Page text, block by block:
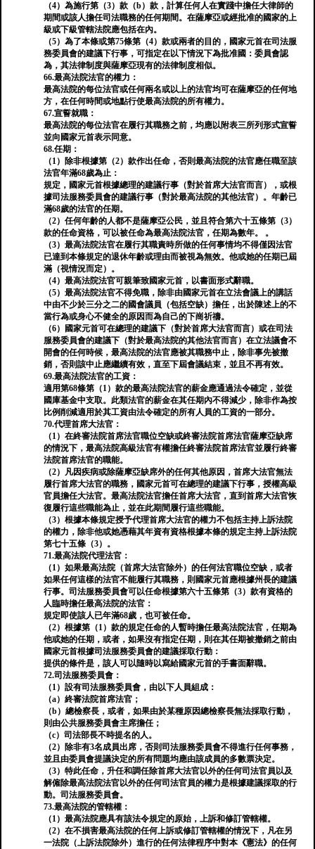
（4）為施行第（3）款（b）款，計算任何人在實踐中擔任大律師的
期間或該人擔任司法職務的任何期間。在薩摩亞或經批准的國家的上
級或下級管轄法院應包括在內。
（5）為了本條或第75條第（4）款或兩者的目的，國家元首在司法服
務委員會的建議下行事，可指定在以下情況下為批准國：委員會認
為，其法律制度與薩摩亞現有的法律制度相似。
66.最高法院法官的權力：
最高法院的每位法官或任何兩名或以上的法官均可在薩摩亞的任何地
方，在任何時間或地點行使最高法院的所有權力。
67.宣誓就職：
最高法院的每位法官在履行其職務之前，均應以附表三所列形式宣誓
並向國家元首表示同意。
68.任期：
（1）除非根據第（2）款作出任命，否則最高法院的法官應任職至該
法官年滿68歲為止：
規定，國家元首根據總理的建議行事（對於首席大法官而言），或根
據司法服務委員會的建議行事（對於最高法院的其他法官）。年齡已
滿68歲的法官的任期。
（2）任何年齡的人都不是薩摩亞公民，並且符合第六十五條第（3）
款的任命資格，可以被任命為最高法院法官，任期為數年。 。
（3）最高法院法官在履行其職責時所做的任何事情均不得僅因法官
已達到本條規定的退休年齡或理由而被視為無效。他或她的任期已屆
滿（視情況而定）。
（4）最高法院法官可親筆致國家元首，以書面形式辭職。
（5）最高法院法官不得免職，除非由國家元首在立法會議上的講話
中由不少於三分之二的國會議員（包括空缺）擔任，出於陳述上的不
當行為或身心不健全的原因而為自己的下崗祈禱。
（6）國家元首可在總理的建議下（對於首席大法官而言）或在司法
服務委員會的建議下（對於最高法院的其他法官而言）在立法議會不
開會的任何時候，最高法院的法官應被其職務中止，除非事先被撤
銷，否則該中止應繼續有效，直至下屆會議結束，並且不再有效。
69.最高法院法官的工資：
適用第68條第（1）款的最高法院法官的薪金應通過法令確定，並從
國庫基金中支取。此類法官的薪金在其任期內不得減少，除非作為按
比例削減適用於其工資由法令確定的所有人員的工資的一部分。
70.代理首席大法官：
（1）在終審法院首席法官職位空缺或終審法院首席法官薩摩亞缺席
的情況下，最高法院高級法官有權擔任終審法院首席法官並履行終審
法院首席法官的職能。
（2）凡因疾病或除薩摩亞缺席外的任何其他原因，首席大法官無法
履行首席大法官的職務，國家元首可在總理的建議下行事，授權高級
官員擔任大法官。最高法院法官擔任首席大法官，直到首席大法官恢
復履行這些職能為止，並在此期間履行這些職能。
（3）根據本條規定授予代理首席大法官的權力不包括主持上訴法院
的權力，除非他或她憑藉其年資有資格根據本條的規定主持上訴法院
第七十五條（3）。
71.最高法院代理法官：
（1）如果最高法院（首席大法官除外）的任何法官職位空缺，或者
如果任何這樣的法官不能履行其職務，則國家元首應根據州長的建議
行事。司法服務委員會可以任命根據第六十五條第（3）款有資格的
人臨時擔任最高法院的法官：
規定即使該人已年滿68歲，也可被任命。
（2）根據第（1）款的規定任命的人暫時擔任最高法院法官，任期為
他或她的任期，或者，如果沒有指定任期，則在其任期被撤銷之前由
國家元首根據司法服務委員會的建議採取行動：
提供的條件是，該人可以隨時以寫給國家元首的手書面辭職。
72.司法服務委員會：
（1）設有司法服務委員會，由以下人員組成：
（a）終審法院首席法官；
（b）總檢察長，或者，如果由於某種原因總檢察長無法採取行動，
則由公共服務委員會主席擔任；
（c）司法部長不時提名的人。
（2）除非有3名成員出席，否則司法服務委員會不得進行任何事務，
並且由委員會提議決定的所有問題均應由該成員的多數票決定。
（3）特此任命，升任和調任除首席大法官以外的任何司法官員以及
解僱除最高法院法官以外的任何司法官員的權力是根據建議採取的行
動。司法服務委員會。
73.最高法院的管轄權：
（1）最高法院應具有該法令規定的原始，上訴和修訂管轄權。
（2）在不損害最高法院的任何上訴或修訂管轄權的情況下，凡在另
一法院（上訴法院除外）進行的任何法律程序中對本《憲法》的任何